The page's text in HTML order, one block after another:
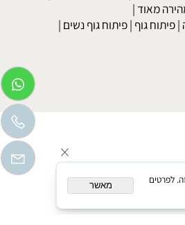
המעבר|
סוג הדם